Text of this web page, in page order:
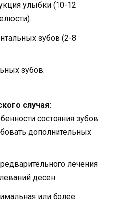
улыбки (10-12
зубов (2-8
зубов.
случая:
состояния зубов
дополнительных
лечения
десен.
или более